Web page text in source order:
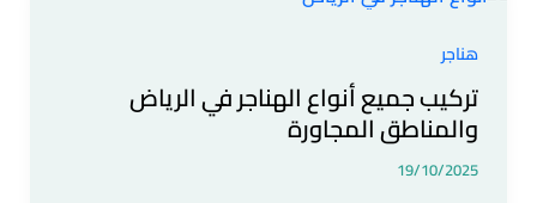
هناجر
تركيب جميع أنواع الهناجر في الرياض
والمناطق المجاورة
19/10/2025
أنواع
الهناجر
في
الرياض
والمناطق